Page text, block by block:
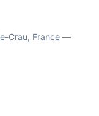
Crau, France —